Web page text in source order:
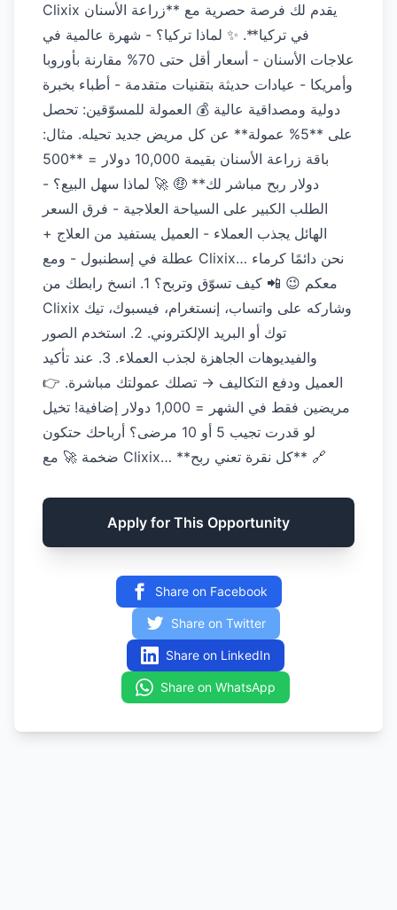
Clixix يقدم لك فرصة حصرية مع **زراعة الأسنان
في تركيا**. ✨ لماذا تركيا؟ - شهرة عالمية في
علاجات الأسنان - أسعار أقل حتى 70% مقارنة بأوروبا
وأمريكا - عيادات حديثة بتقنيات متقدمة - أطباء بخبرة
دولية ومصداقية عالية 💰 العمولة للمسوّقين: تحصل
على **5% عمولة** عن كل مريض جديد تحيله. مثال:
باقة زراعة الأسنان بقيمة 10,000 دولار = **500
دولار ربح مباشر لك** 🤑 🚀 لماذا سهل البيع؟ -
الطلب الكبير على السياحة العلاجية - فرق السعر
الهائل يجذب العملاء - العميل يستفيد من العلاج +
عطلة في إسطنبول - ومع Clixix… نحن دائمًا كرماء
معكم 😉 📲 كيف تسوّق وتربح؟ 1. انسخ رابطك من
Clixix وشاركه على واتساب، إنستغرام، فيسبوك، تيك
توك أو البريد الإلكتروني. 2. استخدم الصور
والفيديوهات الجاهزة لجذب العملاء. 3. عند تأكيد
العميل ودفع التكاليف → تصلك عمولتك مباشرة. 👉
مريضين فقط في الشهر = 1,000 دولار إضافية! تخيل
لو قدرت تجيب 5 أو 10 مرضى؟ أرباحك حتكون
ضخمة 🚀 مع Clixix… **كل نقرة تعني ربح** 🔗
Apply for This Opportunity
Share on Facebook
Share on Twitter
Share on LinkedIn
Share on WhatsApp